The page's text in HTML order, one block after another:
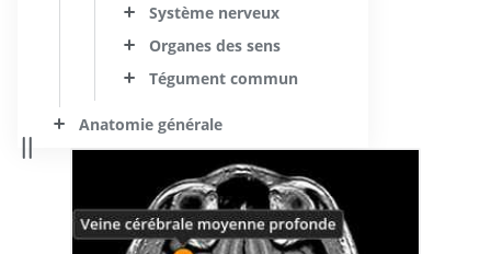
Système nerveux
Organes des sens
Tégument commun
Anatomie générale